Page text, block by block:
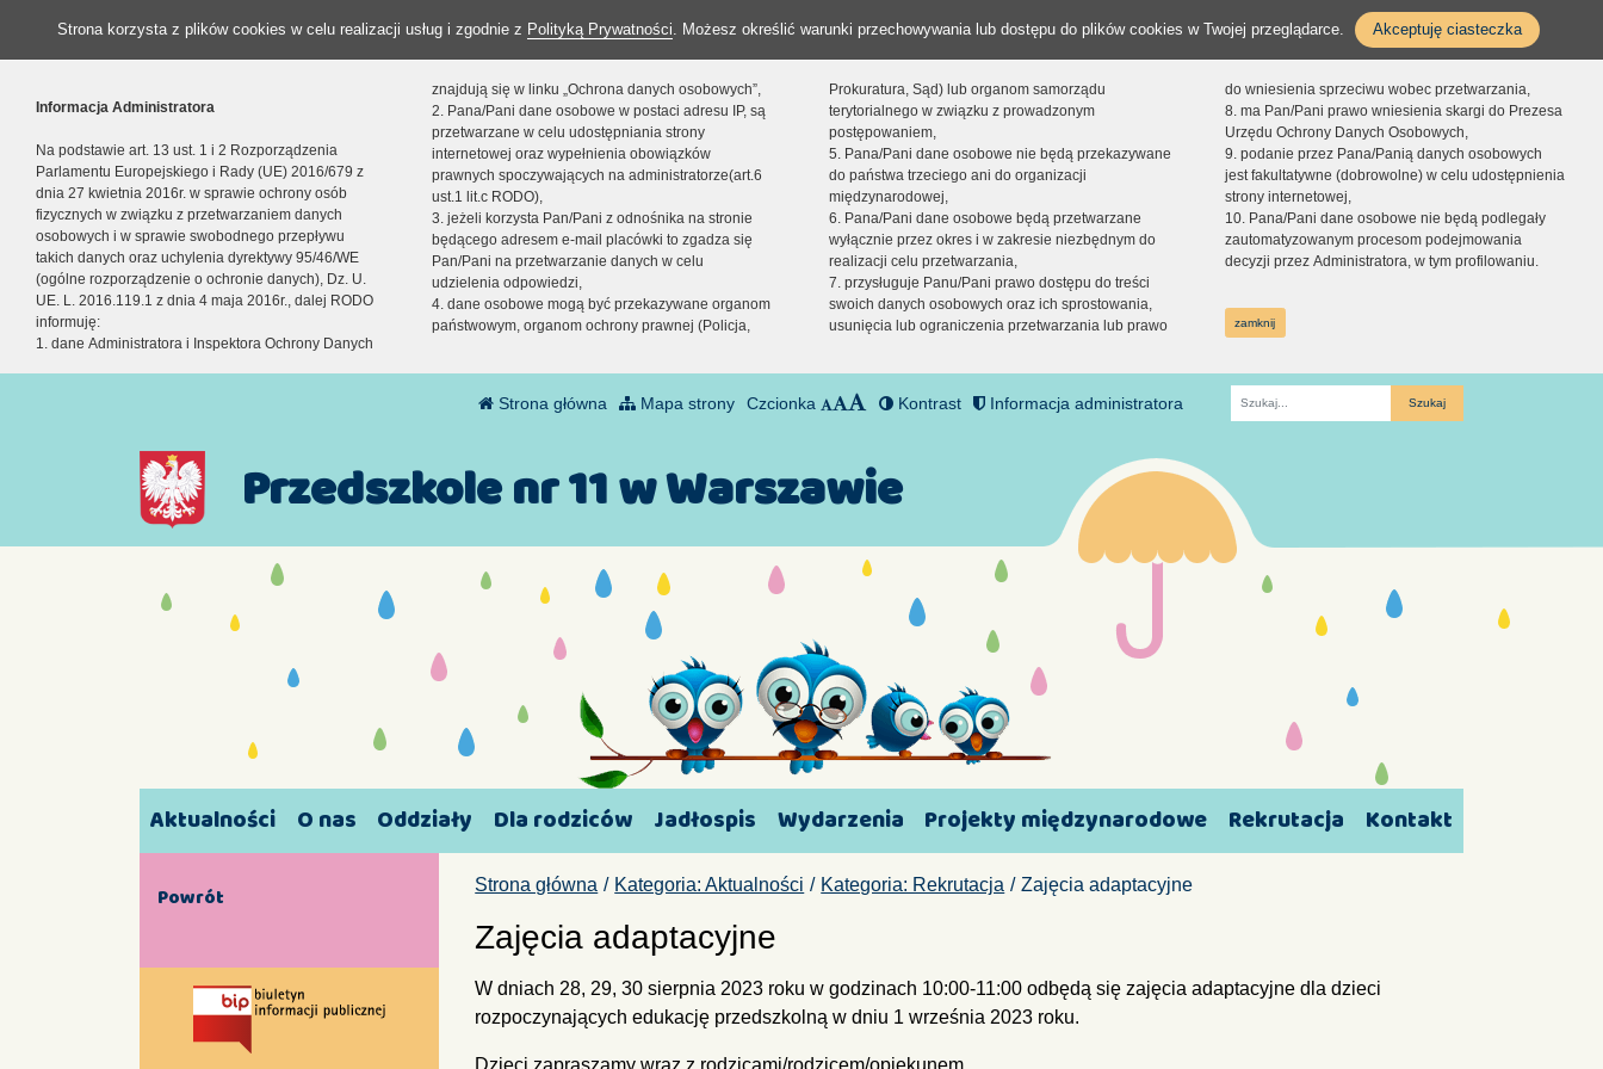
Strona korzysta z plików cookies w celu realizacji usług i zgodnie z Polityką Prywatności. Możesz określić warunki przechowywania lub dostępu do plików cookies w Twojej przeglądarce. Akceptuję ciasteczka
Informacja Administratora
Na podstawie art. 13 ust. 1 i 2 Rozporządzenia
Parlamentu Europejskiego i Rady (UE) 2016/679 z
dnia 27 kwietnia 2016r. w sprawie ochrony osób
fizycznych w związku z przetwarzaniem danych
osobowych i w sprawie swobodnego przepływu
takich danych oraz uchylenia dyrektywy 95/46/WE
(ogólne rozporządzenie o ochronie danych), Dz. U.
UE. L. 2016.119.1 z dnia 4 maja 2016r., dalej RODO
informuję:
1. dane Administratora i Inspektora Ochrony Danych
znajdują się w linku „Ochrona danych osobowych”,
2. Pana/Pani dane osobowe w postaci adresu IP, są
przetwarzane w celu udostępniania strony
internetowej oraz wypełnienia obowiązków
prawnych spoczywających na administratorze(art.6
ust.1 lit.c RODO),
3. jeżeli korzysta Pan/Pani z odnośnika na stronie
będącego adresem e-mail placówki to zgadza się
Pan/Pani na przetwarzanie danych w celu
udzielenia odpowiedzi,
4. dane osobowe mogą być przekazywane organom
państwowym, organom ochrony prawnej (Policja,
Prokuratura, Sąd) lub organom samorządu
terytorialnego w związku z prowadzonym
postępowaniem,
5. Pana/Pani dane osobowe nie będą przekazywane
do państwa trzeciego ani do organizacji
międzynarodowej,
6. Pana/Pani dane osobowe będą przetwarzane
wyłącznie przez okres i w zakresie niezbędnym do
realizacji celu przetwarzania,
7. przysługuje Panu/Pani prawo dostępu do treści
swoich danych osobowych oraz ich sprostowania,
usunięcia lub ograniczenia przetwarzania lub prawo
do wniesienia sprzeciwu wobec przetwarzania,
8. ma Pan/Pani prawo wniesienia skargi do Prezesa
Urzędu Ochrony Danych Osobowych,
9. podanie przez Pana/Panią danych osobowych
jest fakultatywne (dobrowolne) w celu udostępnienia
strony internetowej,
10. Pana/Pani dane osobowe nie będą podlegały
zautomatyzowanym procesom podejmowania
decyzji przez Administratora, w tym profilowaniu.
zamknij
Strona główna Mapa strony Czcionka Kontrast Informacja administratora
Fraza
Przedszkole nr 11 w Warszawie
Aktualności O nas Oddziały Dla rodziców Jadłospis Wydarzenia Projekty międzynarodowe Rekrutacja Kontakt
Strona główna Kategoria: Aktualności Kategoria: Rekrutacja Zajęcia adaptacyjne
Zajęcia adaptacyjne
W dniach 28, 29, 30 sierpnia 2023 roku w godzinach 10:00-11:00 odbędą się zajęcia adaptacyjne dla dzieci
rozpoczynających edukację przedszkolną w dniu 1 września 2023 roku.
Dzieci zapraszamy wraz z rodzicami/rodzicem/opiekunem.
Powrót